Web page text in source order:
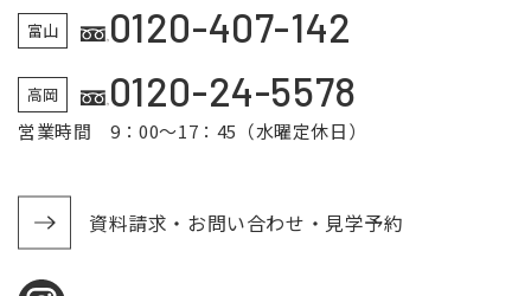
富山 0120-407-142
高岡 0120-24-5578
営業時間 9：00～17：45（水曜定休日）
資料請求・お問い合わせ・見学予約